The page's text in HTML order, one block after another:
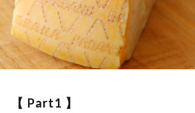
【 Part1 】